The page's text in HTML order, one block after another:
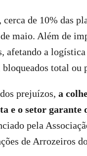
cerca de 10% das
maio. Além de
afetando a
total ou
prejuízos, a
e o setor garante
pela
de Arrozeiros